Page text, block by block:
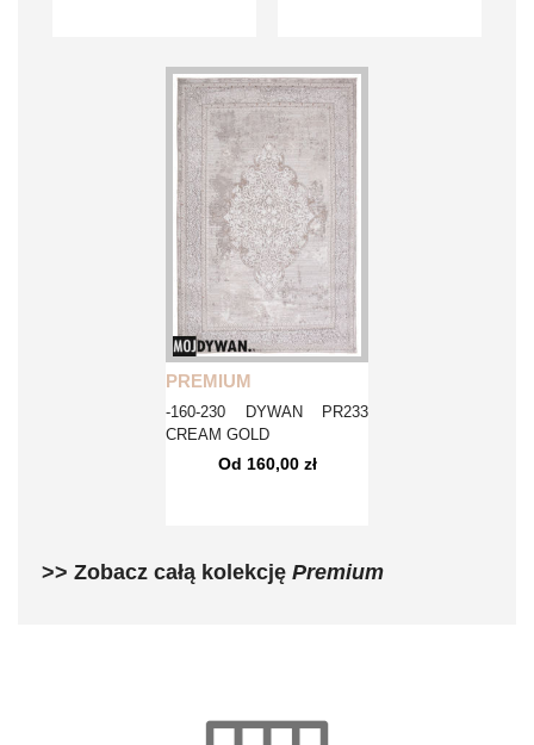
PREMIUM
-160-230 DYWAN PR233
CREAM GOLD
Od 160,00 zł
>> Zobacz całą kolekcję Premium